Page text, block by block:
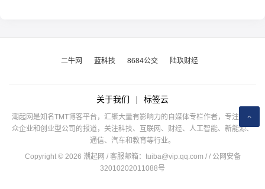
二牛网 蓝科技 8684公交 陆玖财经
关于我们 | 标签云
潮起网是知名TMT博客平台，汇聚大量有影响力的自媒体专栏作者，专注于公
众企业和创业型公司的报道，关注科技、互联网、财经、人工智能、新能源、
通信、汽车和教育等行业。
Copyright © 2026 潮起网 / 客服邮箱： tuiba@vip.qq.com / / 公网安备
32010202011088号